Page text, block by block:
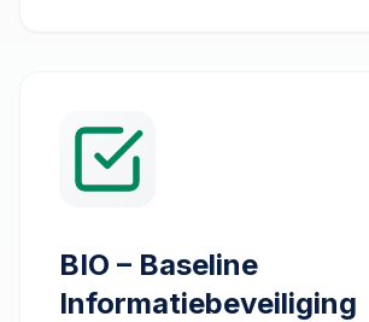
BIO – Baseline
Informatiebeveiliging